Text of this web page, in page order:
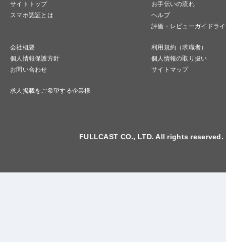
サイトトップ
お手伝いの流れ
スマホ認証とは
ヘルプ
評価・レビューガイドラ
会社概要
利用規約（求職者）
個人情報保護方針
個人情報の取り扱い
お問い合わせ
サイトマップ
求人掲載をご希望する企業様
FULLCAST CO., LTD. All rights reserved.